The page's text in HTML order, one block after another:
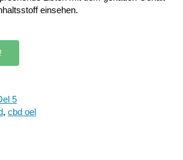
einsehen.
5
, cbd oel